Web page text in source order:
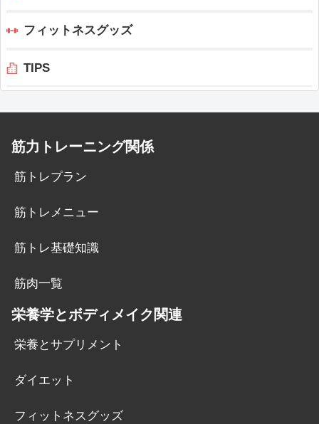
フィットネスグッズ
TIPS
筋力トレーニング関係
筋トレプラン
筋トレメニュー
筋トレ基礎知識
筋肉一覧
栄養学とボディメイク関連
栄養とサプリメント
ダイエット
フィットネスグッズ